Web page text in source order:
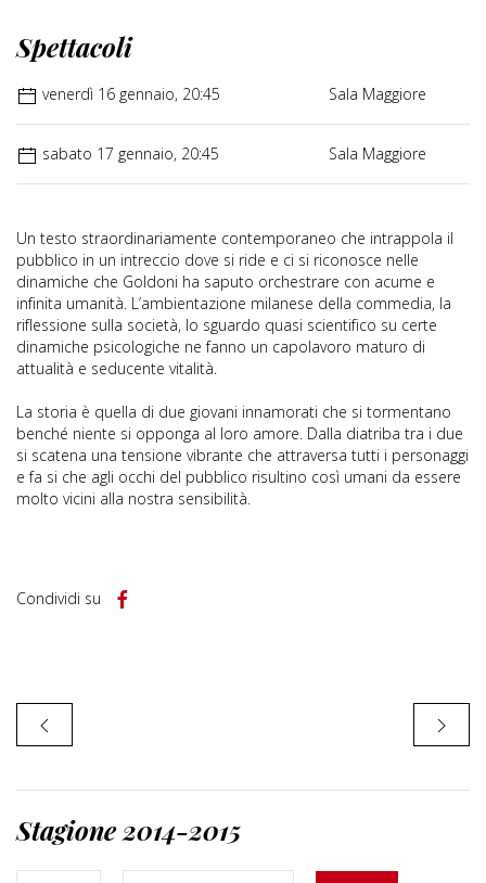
Spettacoli
venerdì 16 gennaio, 20:45 Sala Maggiore
sabato 17 gennaio, 20:45 Sala Maggiore
Un testo straordinariamente contemporaneo che intrappola il
pubblico in un intreccio dove si ride e ci si riconosce nelle
dinamiche che Goldoni ha saputo orchestrare con acume e
infinita umanità. L’ambientazione milanese della commedia, la
riflessione sulla società, lo sguardo quasi scientifico su certe
dinamiche psicologiche ne fanno un capolavoro maturo di
attualità e seducente vitalità.
La storia è quella di due giovani innamorati che si tormentano
benché niente si opponga al loro amore. Dalla diatriba tra i due
si scatena una tensione vibrante che attraversa tutti i personaggi
e fa si che agli occhi del pubblico risultino così umani da essere
molto vicini alla nostra sensibilità.
Condividi su
Stagione 2014-2015